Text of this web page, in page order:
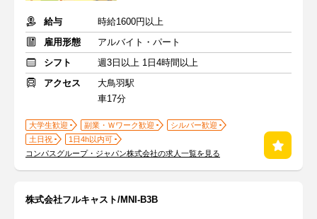
給与
時給1600円以上
雇用形態
アルバイト・パート
シフト
週3日以上 1日4時間以上
アクセス
大鳥羽駅
車17分
大学生歓迎 副業・Ｗワーク歓迎
シルバー歓迎
土日祝
1日4h以内可
コンパスグループ・ジャパン株式会社の求人一覧を見る
株式会社フルキャスト/MNI-B3B